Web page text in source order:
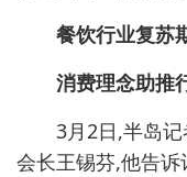
餐饮行业复苏
消费理念助推
3月2日,半岛
会长王锡芬,他告